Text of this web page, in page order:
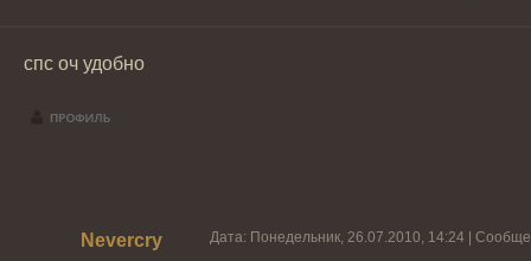
спс оч удобно
Nevercry Дата: Понедельник, 26.07.2010, 14:24 |